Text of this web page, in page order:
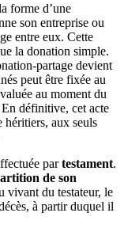
forme d’une
son entreprise ou
entre eux. Cette
la donation simple.
partage devient
peut être fixée au
au moment du
définitive, cet acte
héritiers, aux seuls
partestament.
de son
vivant du testateur, le
à partir duquel il